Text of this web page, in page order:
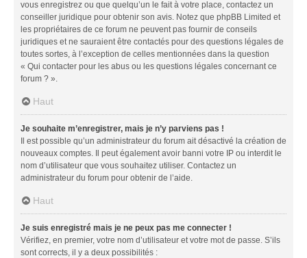
vous enregistrez ou que quelqu’un le fait à votre place, contactez un
conseiller juridique pour obtenir son avis. Notez que phpBB Limited et
les propriétaires de ce forum ne peuvent pas fournir de conseils
juridiques et ne sauraient être contactés pour des questions légales de
toutes sortes, à l’exception de celles mentionnées dans la question
« Qui contacter pour les abus ou les questions légales concernant ce
forum ? ».
Haut
Je souhaite m’enregistrer, mais je n’y parviens pas !
Il est possible qu’un administrateur du forum ait désactivé la création de
nouveaux comptes. Il peut également avoir banni votre IP ou interdit le
nom d’utilisateur que vous souhaitez utiliser. Contactez un
administrateur du forum pour obtenir de l’aide.
Haut
Je suis enregistré mais je ne peux pas me connecter !
Vérifiez, en premier, votre nom d’utilisateur et votre mot de passe. S’ils
sont corrects, il y a deux possibilités :